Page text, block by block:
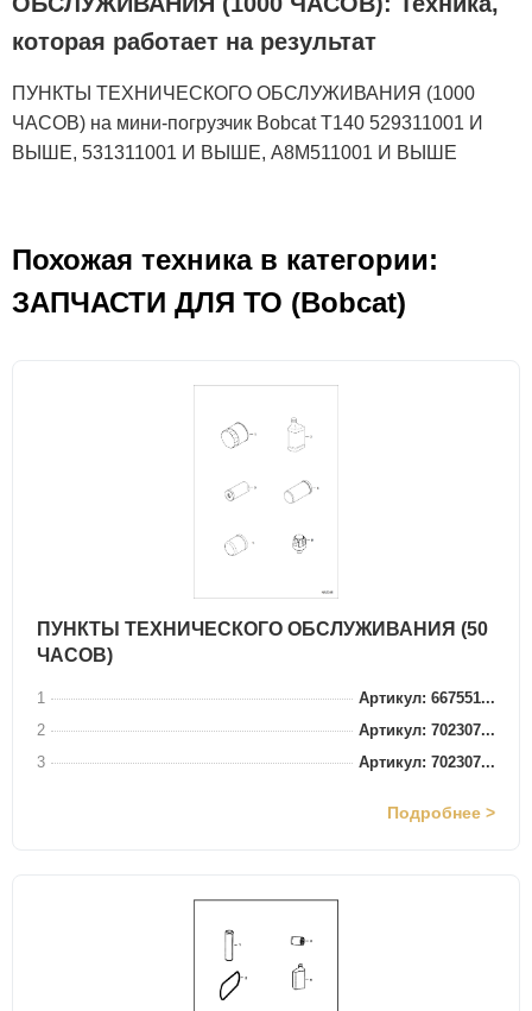
которая работает на результат
ПУНКТЫ ТЕХНИЧЕСКОГО ОБСЛУЖИВАНИЯ (1000
ЧАСОВ) на мини-погрузчик Bobcat T140 529311001 И
ВЫШЕ, 531311001 И ВЫШЕ, A8M511001 И ВЫШЕ
Похожая техника в категории:
ЗАПЧАСТИ ДЛЯ ТО (Bobcat)
ПУНКТЫ ТЕХНИЧЕСКОГО ОБСЛУЖИВАНИЯ (50
ЧАСОВ)
1
Артикул: 667551...
2
Артикул: 702307...
3
Артикул: 702307...
Подробнее >